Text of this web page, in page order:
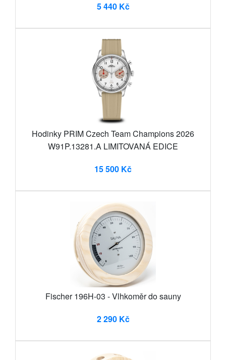
5 440 Kč
Hodinky PRIM Czech Team Champions 2026
W91P.13281.A LIMITOVANÁ EDICE
15 500 Kč
Fischer 196H-03 - Vlhkoměr do sauny
2 290 Kč